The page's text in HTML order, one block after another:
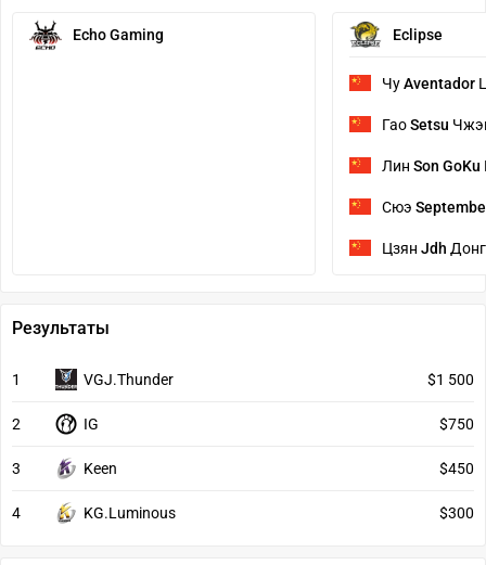
Echo Gaming Eclipse
ЧуAventador
ГаоSetsu
Лин Son GoKu
Сюэ
Цзян Jdh
Результаты
1 VGJ.Thunder $1 500
2 IG $750
3 Keen $450
4 KG.Luminous $300